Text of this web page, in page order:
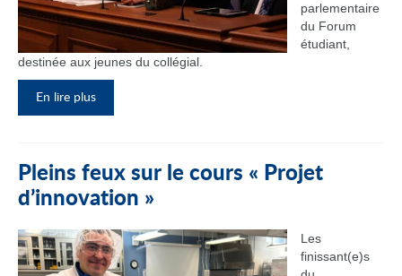
parlementaire
du Forum
étudiant,
destinée aux jeunes du collégial.
En lire plus
Pleins feux sur le cours « Projet
d’innovation »
Les
finissant(e)s